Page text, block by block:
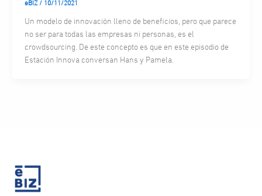
eBIZ / 10/11/2021
Un modelo de innovación lleno de beneficios, pero que parece
no ser para todas las empresas ni personas, es el
crowdsourcing. De este concepto es que en este episodio de
Estación Innova conversan Hans y Pamela.